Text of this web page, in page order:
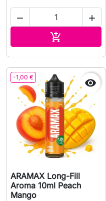
 

-1,00 € 
ARAMAX Long-Fill
Aroma 10ml Peach
Mango